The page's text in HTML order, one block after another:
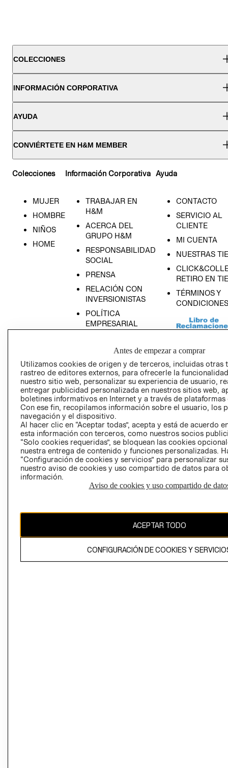
COLECCIONES
INFORMACIÓN CORPORATIVA
AYUDA
CONVIÉRTETE EN H&M MEMBER
Colecciones
MUJER
HOMBRE
NIÑOS
HOME
Información Corporativa
TRABAJAR EN
H&M
ACERCA DEL
GRUPO H&M
RESPONSABILIDAD
SOCIAL
PRENSA
RELACIÓN CON
INVERSIONISTAS
POLÍTICA
EMPRESARIAL
Ayuda
CONTACTO
SERVICIO AL
CLIENTE
MI CUENTA
NUESTRAS
RETIRO EN
TÉRMINOS Y
CONDICIONES
AVISO DE
PRIVACIDAD
GIFT CARD
AVISO DE
Perú (S/)
El contenido de esta página web está protegido por copyright y es
propiedad de H&M Hennes & Mauritz AB
Antes de empezar a comprar
Utilizamos cookies de origen y de terceros, incluidas otras
rastreo de editores externos, para ofrecerle la
nuestro sitio web, personalizar su experiencia de usuario,
entregar publicidad personalizada en nuestros sitios web,
boletines informativos en Internet y a través de plataformas
Con ese fin, recopilamos información sobre el usuario, los
navegación y el dispositivo.
Al hacer clic en “Aceptar todas”, acepta y está de acuerdo
esta información con terceros, como nuestros socios
“Solo cookies requeridas”, se bloquean las cookies
nuestra entrega de contenido y funciones personalizadas.
“Configuración de cookies y servicios” para personalizar
nuestro aviso de cookies y uso compartido de datos para
información.
Aviso de cookies y uso compartido de
ACEPTAR TODO
CONFIGURACIÓN DE COOKIES Y